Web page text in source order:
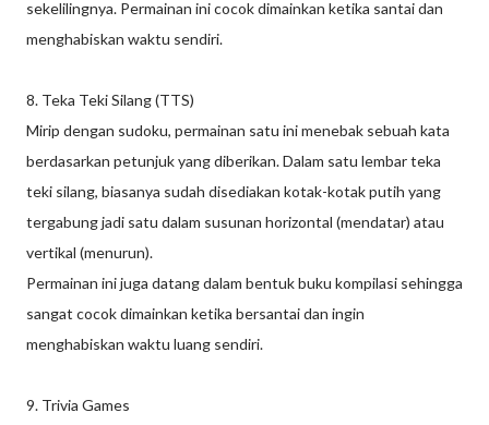
sekelilingnya. Permainan ini cocok dimainkan ketika santai dan
menghabiskan waktu sendiri.
8. Teka Teki Silang (TTS)
Mirip dengan sudoku, permainan satu ini menebak sebuah kata
berdasarkan petunjuk yang diberikan. Dalam satu lembar teka
teki silang, biasanya sudah disediakan kotak-kotak putih yang
tergabung jadi satu dalam susunan horizontal (mendatar) atau
vertikal (menurun).
Permainan ini juga datang dalam bentuk buku kompilasi sehingga
sangat cocok dimainkan ketika bersantai dan ingin
menghabiskan waktu luang sendiri.
9. Trivia Games